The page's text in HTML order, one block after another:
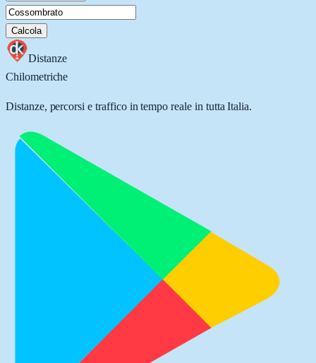
Calcola
Distanze
Chilometriche
Distanze, percorsi e traffico in tempo reale in tutta Italia.